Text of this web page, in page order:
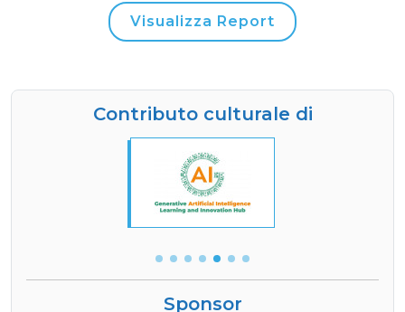
Visualizza Report
Contributo culturale di
Sponsor